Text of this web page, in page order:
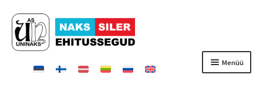
Liigu
navigeerimisele
Liigu
sisu
juurde
Menüü